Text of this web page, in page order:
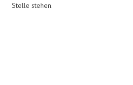
Stelle stehen.